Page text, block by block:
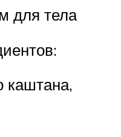
для тела
каштана,